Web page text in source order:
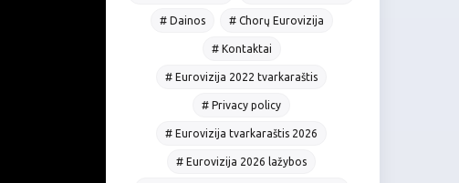
# Dainos # Chorų Eurovizija
# Kontaktai
# Eurovizija 2022 tvarkaraštis
# Privacy policy
# Eurovizija tvarkaraštis 2026
# Eurovizija 2026 lažybos